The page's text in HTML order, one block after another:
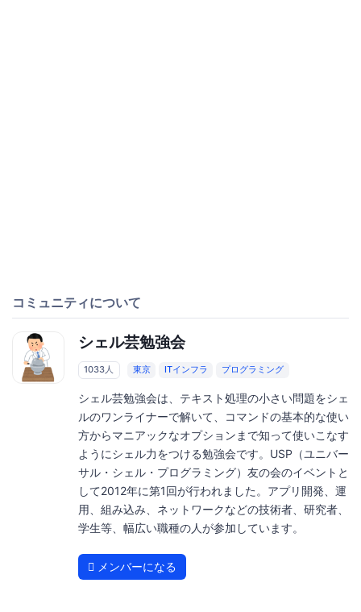
コミュニティについて
シェル芸勉強会
1033人 東京 ITインフラ プログラミング
シェル芸勉強会は、テキスト処理の小さい問題をシェ
ルのワンライナーで解いて、コマンドの基本的な使い
方からマニアックなオプションまで知って使いこなす
ようにシェル力をつける勉強会です。USP（ユニバー
サル・シェル・プログラミング）友の会のイベントと
して2012年に第1回が行われました。アプリ開発、運
用、組み込み、ネットワークなどの技術者、研究者、
学生等、幅広い職種の人が参加しています。
メンバーになる